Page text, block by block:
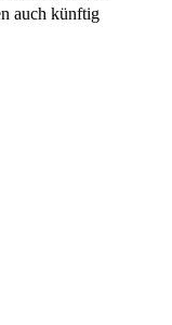
auch künftig